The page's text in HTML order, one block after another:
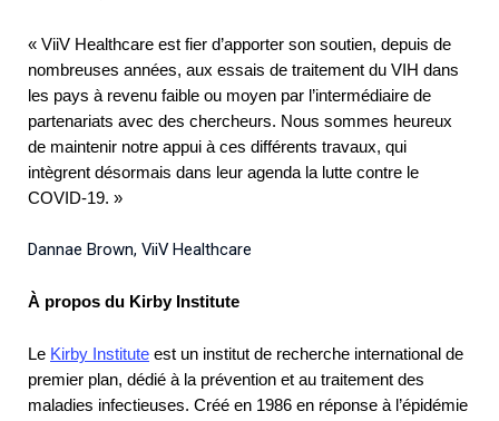
« ViiV Healthcare est fier d’apporter son soutien, depuis de
nombreuses années, aux essais de traitement du VIH dans
les pays à revenu faible ou moyen par l’intermédiaire de
partenariats avec des chercheurs. Nous sommes heureux
de maintenir notre appui à ces différents travaux, qui
intègrent désormais dans leur agenda la lutte contre le
COVID-19. »
Dannae Brown, ViiV Healthcare
À propos du Kirby Institute
Le Kirby Institute est un institut de recherche international de
premier plan, dédié à la prévention et au traitement des
maladies infectieuses. Créé en 1986 en réponse à l’épidémie